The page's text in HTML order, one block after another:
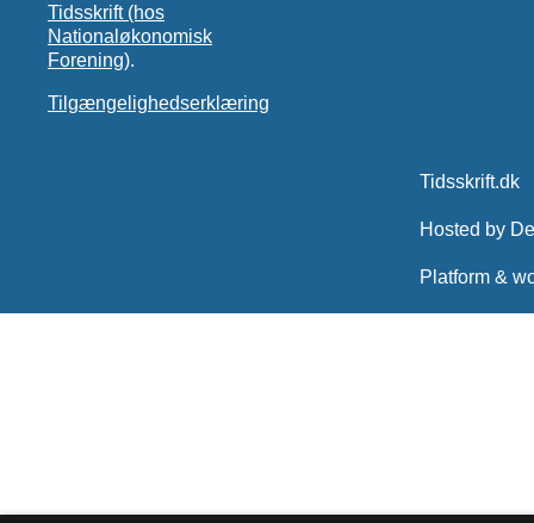
Tidsskrift (hos
Nationaløkonomisk
Forening).
Tilgængelighedserklæring